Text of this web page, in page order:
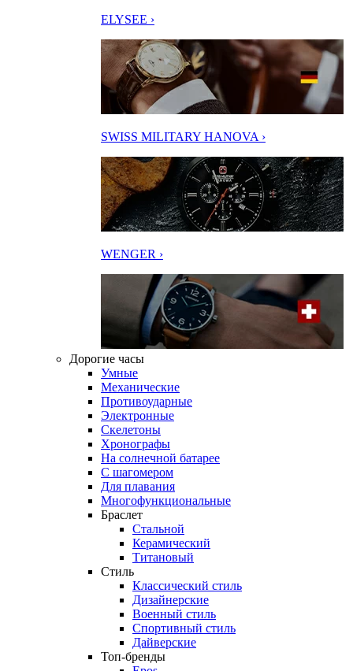
ELYSEE ›
SWISS MILITARY HANOVA ›
WENGER ›
Дорогие часы
Умные
Механические
Противоударные
Электронные
Скелетоны
Хронографы
На солнечной батарее
С шагомером
Для плавания
Многофункциональные
Браслет
Стальной
Керамический
Титановый
Стиль
Классический стиль
Дизайнерские
Военный стиль
Спортивный стиль
Дайверские
Топ-бренды